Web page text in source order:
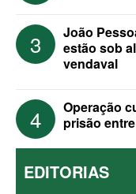
3
João
estão sob
vendaval
4
Operação
prisão
EDITORIAS